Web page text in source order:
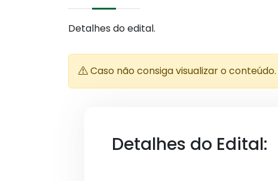
Detalhes do edital.
Caso não consiga visualizar o conteúdo.
Detalhes do Edital: